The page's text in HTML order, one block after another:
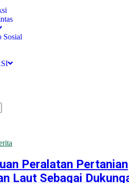
Sosial
Saham PT
Peralatan Pertanian
Laut Sebagai